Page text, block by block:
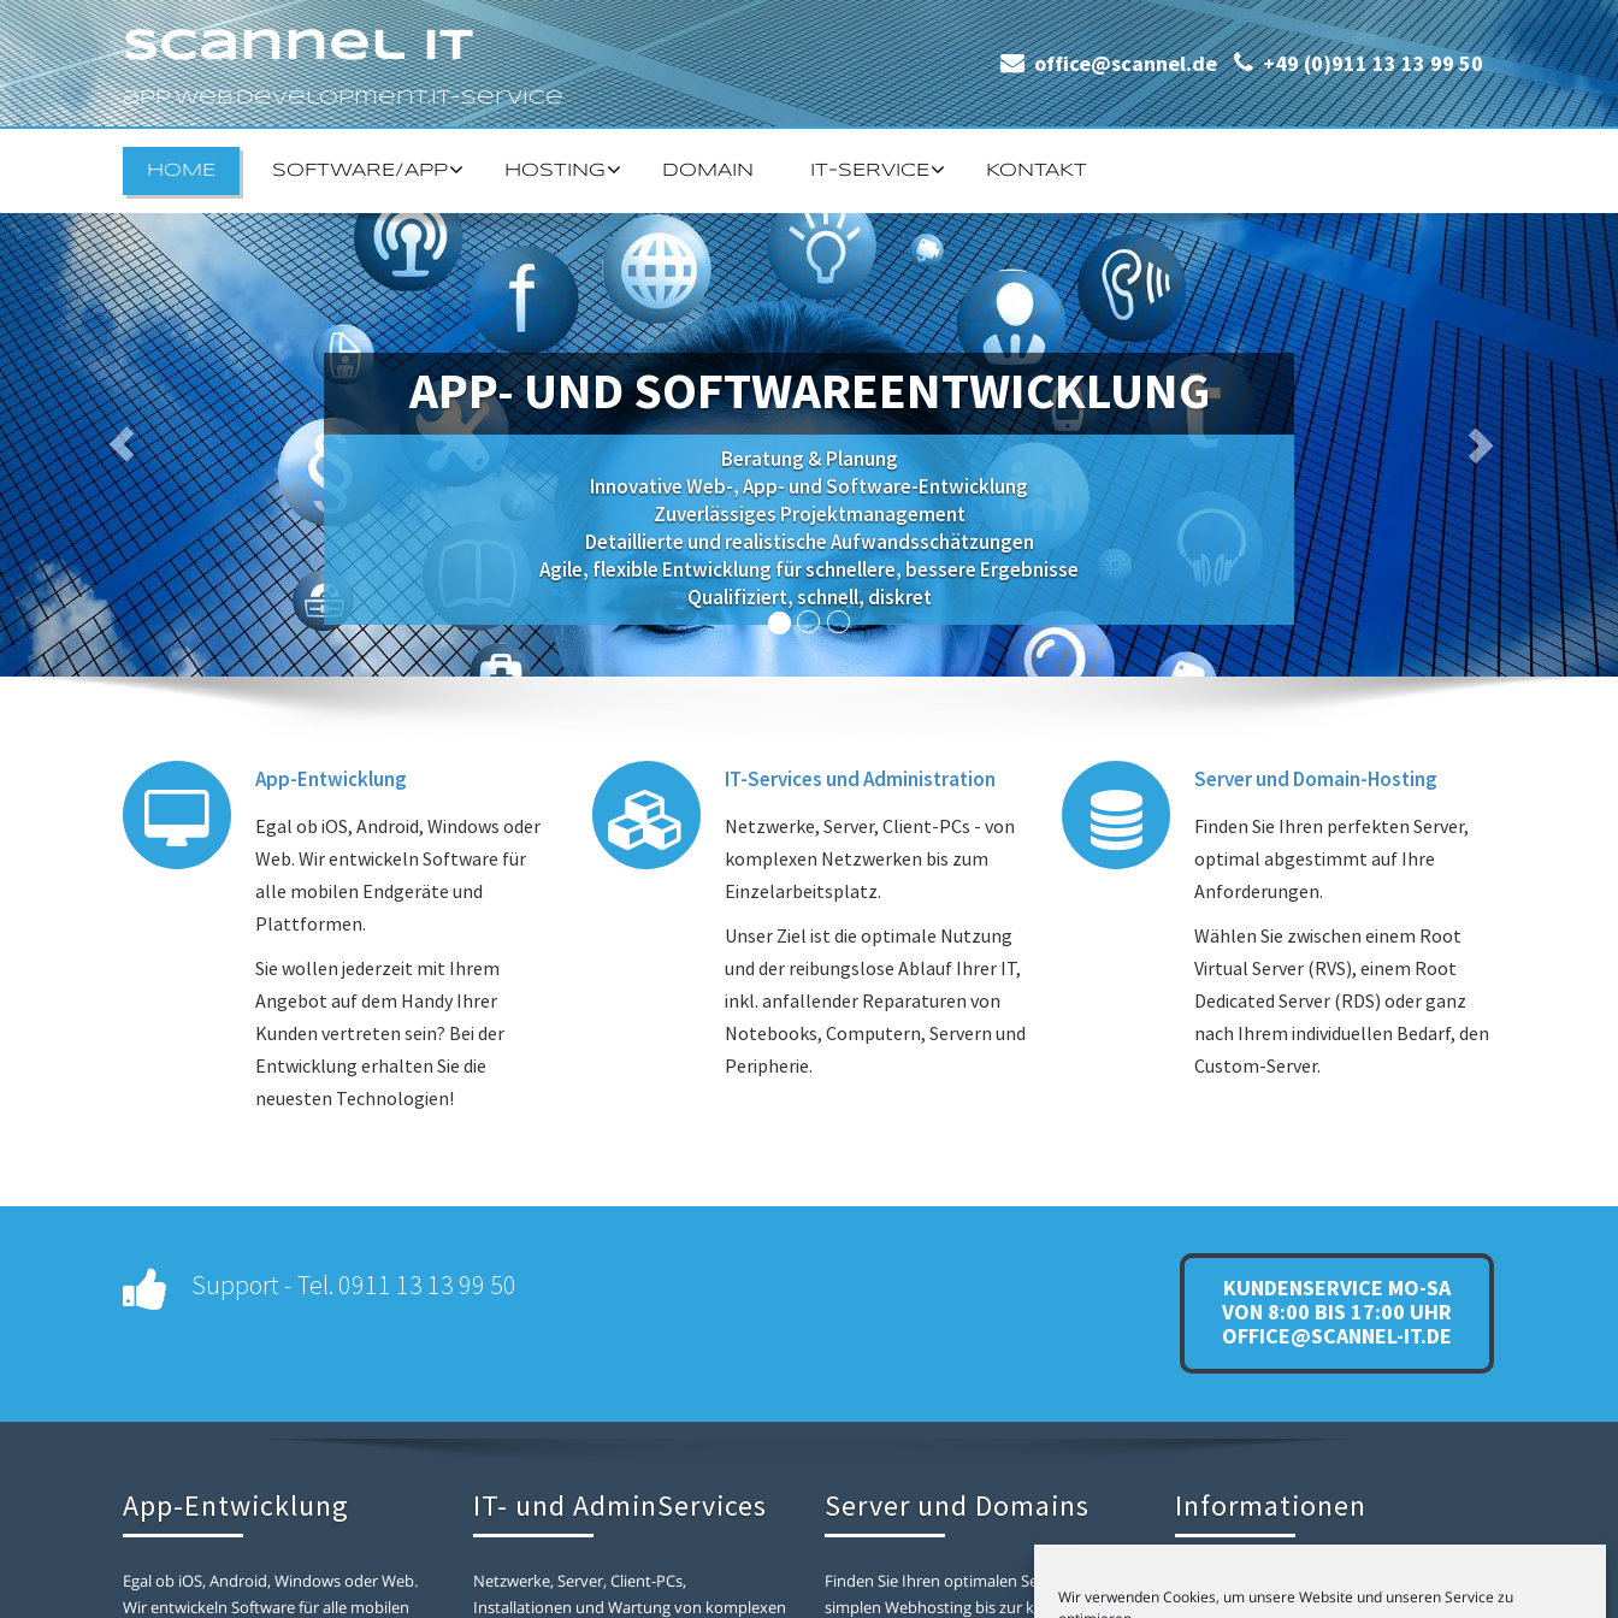
Wir verwenden Cookies, um unsere Website und unseren Service zu
Scannel IT
app.web.development.it-service
office@scannel.de +49 (0)911 13 13 99 50
HOME SOFTWARE/APP HOSTING DOMAIN IT-SERVICE KONTAKT
APP- UND SOFTWAREENTWICKLUNG
Beratung & Planung
Innovative Web-, App- und Software-Entwicklung
Zuverlässiges Projektmanagement
Detaillierte und realistische Aufwandsschätzungen
Agile, flexible Entwicklung für schnellere, bessere Ergebnisse
Qualifiziert, schnell, diskret
App-Entwicklung
Egal ob iOS, Android, Windows oder
Web. Wir entwickeln Software für
alle mobilen Endgeräte und
Plattformen.
Sie wollen jederzeit mit Ihrem
Angebot auf dem Handy Ihrer
Kunden vertreten sein? Bei der
Entwicklung erhalten Sie die
neuesten Technologien!
IT-Services und Administration
Netzwerke, Server, Client-PCs - von
komplexen Netzwerken bis zum
Einzelarbeitsplatz.
Unser Ziel ist die optimale Nutzung
und der reibungslose Ablauf Ihrer IT,
inkl. anfallender Reparaturen von
Notebooks, Computern, Servern und
Peripherie.
Server und Domain-Hosting
Finden Sie Ihren perfekten Server,
optimal abgestimmt auf Ihre
Anforderungen.
Wählen Sie zwischen einem Root
Virtual Server (RVS), einem Root
Dedicated Server (RDS) oder ganz
nach Ihrem individuellen Bedarf, den
Custom-Server.
Support - Tel. 0911 13 13 99 50
KUNDENSERVICE MO-SA
VON 8:00 BIS 17:00 UHR
OFFICE@SCANNEL-IT.DE
App-Entwicklung
Egal ob iOS, Android, Windows oder Web.
Wir entwickeln Software für alle mobilen
IT- und AdminServices
Netzwerke, Server, Client-PCs,
Installationen und Wartung von komplexen
Server und Domains
Finden Sie Ihren optimalen Server - vom
simplen Webhosting bis zur komplexen
Informationen